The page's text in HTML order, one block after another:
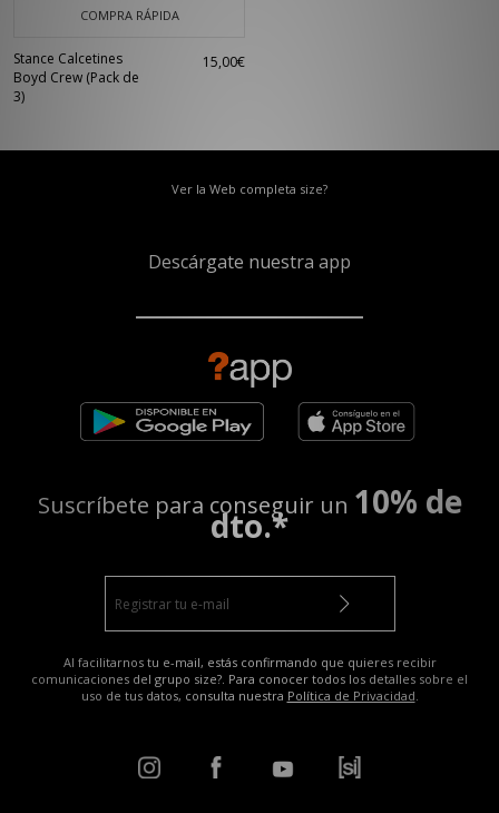
COMPRA RÁPIDA
Stance Calcetines
Boyd Crew (Pack de
3)
15,00€
Ver la Web completa size?
Descárgate nuestra app
Suscríbete para conseguir un 10% de
dto.*
Al facilitarnos tu e-mail, estás confirmando que quieres recibir
comunicaciones del grupo size?. Para conocer todos los detalles sobre el
uso de tus datos, consulta nuestra Política de Privacidad.